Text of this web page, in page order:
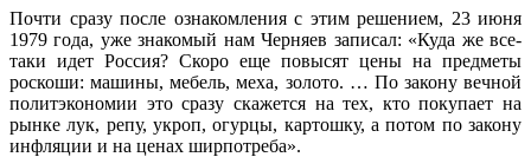
Почти сразу после ознакомления с этим решением, 23 июня
1979 года, уже знакомый нам Черняев записал: «Куда же все-
таки идет Россия? Скоро еще повысят цены на предметы
роскоши: машины, мебель, меха, золото. … По закону вечной
политэкономии это сразу скажется на тех, кто покупает на
рынке лук, репу, укроп, огурцы, картошку, а потом по закону
инфляции и на ценах ширпотреба».